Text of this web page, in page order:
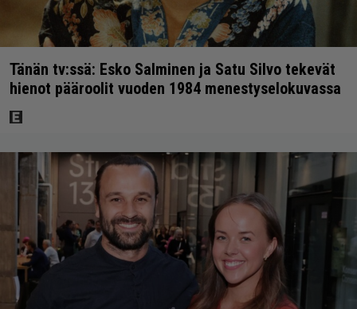
Tänän tv:ssä: Esko Salminen ja Satu Silvo tekevät
hienot pääroolit vuoden 1984 menestyselokuvassa